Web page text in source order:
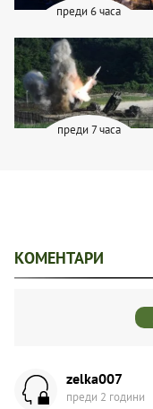
преди 6 часа
преди 7 часа
КОМЕНТАРИ
zelka007
преди 2 години